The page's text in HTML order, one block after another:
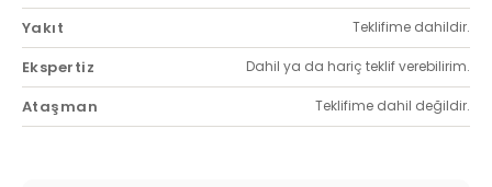
Yakıt Teklifime dahildir.
Ekspertiz Dahil ya da hariç teklif verebilirim.
Ataşman Teklifime dahil değildir.